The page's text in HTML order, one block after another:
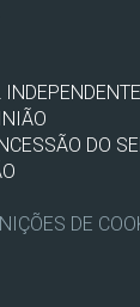
INDEPENDENTE
DO
DE